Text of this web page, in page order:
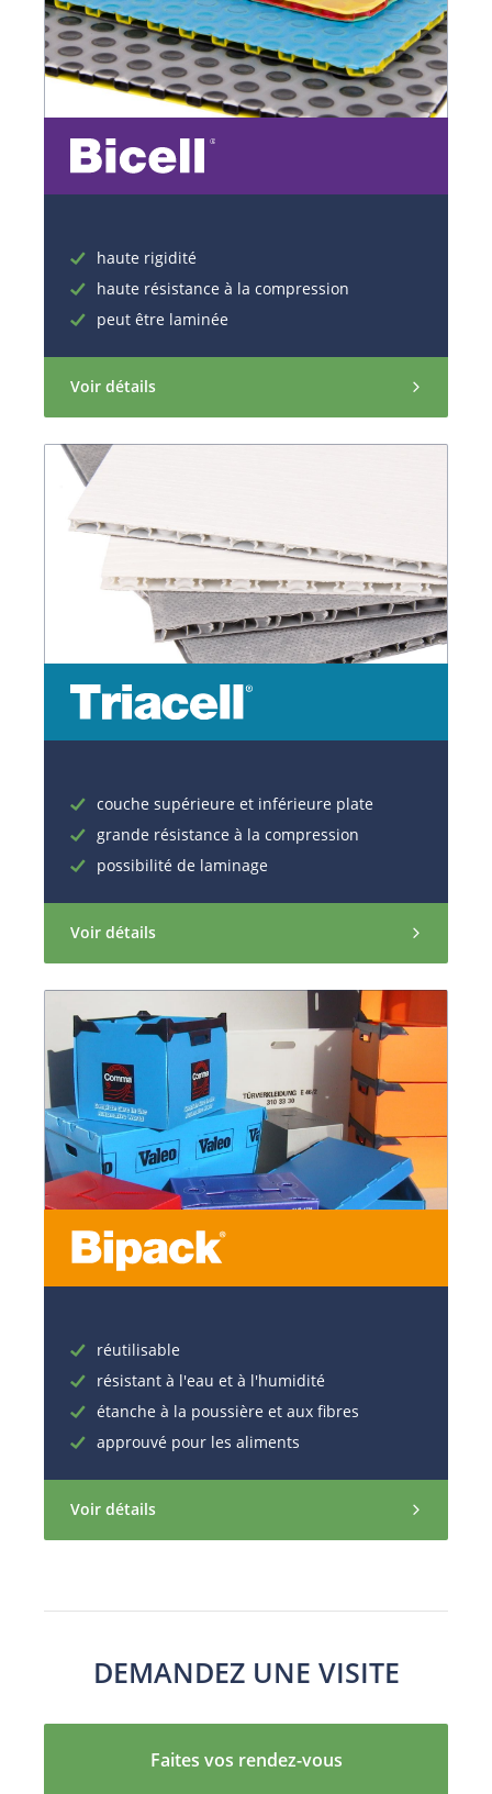
haute rigidité
haute résistance à la compression
peut être laminée
Voir détails
couche supérieure et inférieure plate
grande résistance à la compression
possibilité de laminage
Voir détails
réutilisable
résistant à l'eau et à l'humidité
étanche à la poussière et aux fibres
approuvé pour les aliments
Voir détails
DEMANDEZ UNE VISITE
Faites vos rendez-vous